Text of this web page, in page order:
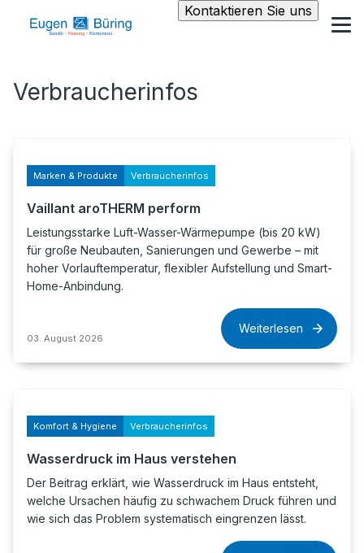
Kontaktieren Sie uns
Verbraucherinfos
Marken & Produkte Verbraucherinfos
Vaillant aroTHERM perform
Leistungsstarke Luft-Wasser-Wärmepumpe (bis 20 kW)
für große Neubauten, Sanierungen und Gewerbe – mit
hoher Vorlauftemperatur, flexibler Aufstellung und Smart-
Home-Anbindung.
03. August 2026
Weiterlesen
Komfort & Hygiene Verbraucherinfos
Wasserdruck im Haus verstehen
Der Beitrag erklärt, wie Wasserdruck im Haus entsteht,
welche Ursachen häufig zu schwachem Druck führen und
wie sich das Problem systematisch eingrenzen lässt.